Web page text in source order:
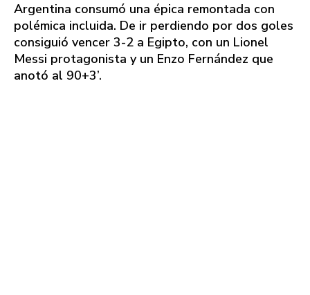
Argentina consumó una épica remontada con
polémica incluida. De ir perdiendo por dos goles
consiguió vencer 3-2 a Egipto, con un Lionel
Messi protagonista y un Enzo Fernández que
anotó al 90+3’.